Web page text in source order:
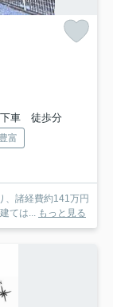
下車 徒歩分
富
、諸経費約141万円
ては... もっと見る